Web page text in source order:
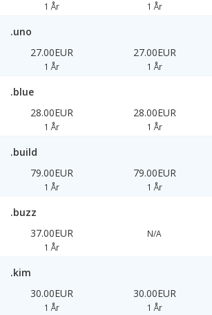
1 År 1 År
.uno
27.00EUR
1 År
27.00EUR
1 År
.blue
28.00EUR
1 År
28.00EUR
1 År
.build
79.00EUR
1 År
79.00EUR
1 År
.buzz
37.00EUR
1 År
N/A
.kim
30.00EUR
1 År
30.00EUR
1 År